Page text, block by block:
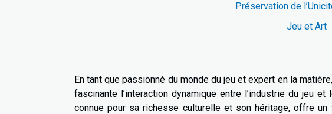
Préservation de
Jeu et Art
En tant que passionné du monde du jeu et expert en la matière,
fascinante l’interaction dynamique entre l’industrie du jeu
connue pour sa richesse culturelle et son héritage, offre